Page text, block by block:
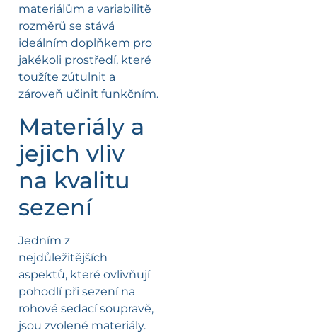
materiálům a variabilitě
rozměrů se stává
ideálním doplňkem pro
jakékoli prostředí, které
toužíte zútulnit a
zároveň učinit funkčním.
Materiály a
jejich vliv
na kvalitu
sezení
Jedním z
nejdůležitějších
aspektů, které ovlivňují
pohodlí při sezení na
rohové sedací soupravě,
jsou zvolené materiály.